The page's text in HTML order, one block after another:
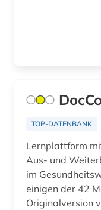
aufführung (6)
aufklärung (1)
Osteuropa (10)
Palaestina (1)
Polen (20)
Portugal (3)
TOP-DATENBANK
Lernplattform
Aus- und
im
einigen der 42
Originalversion